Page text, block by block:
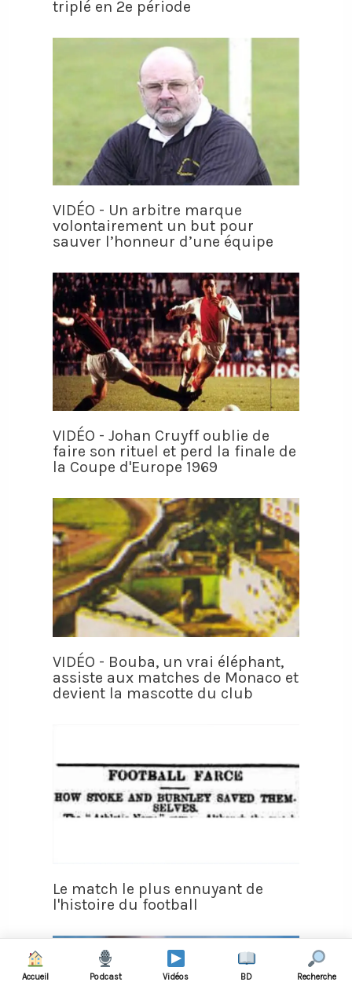
triplé en 2e période
VIDÉO - Un arbitre marque
volontairement un but pour
sauver l’honneur d’une équipe
VIDÉO - Johan Cruyff oublie de
faire son rituel et perd la finale de
la Coupe d'Europe 1969
VIDÉO - Bouba, un vrai éléphant,
assiste aux matches de Monaco et
devient la mascotte du club
Le match le plus ennuyant de
l'histoire du football
Accueil Podcast Vidéos BD Recherche